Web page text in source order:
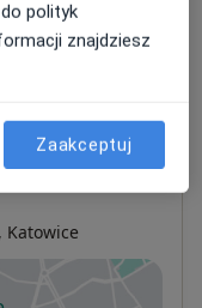
w
Katowice
polityk
znajdziesz
Zaakceptuj